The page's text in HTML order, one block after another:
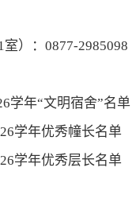
室）： 0877-2985098
学年“文明宿舍”名单
学年优秀幢长名单
学年优秀层长名单